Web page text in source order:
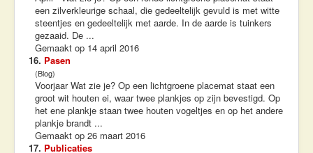
een zilverkleurige schaal, die gedeeltelijk gevuld is met witte
steentjes en gedeeltelijk met aarde. In de aarde is tuinkers
gezaaid. De ...
Gemaakt op 14 april 2016
16. Pasen
(Blog)
Voorjaar Wat zie je? Op een lichtgroene placemat staat een
groot wit houten ei, waar twee plankjes op zijn bevestigd. Op
het ene plankje staan twee houten vogeltjes en op het andere
plankje brandt ...
Gemaakt op 26 maart 2016
17. Publicaties